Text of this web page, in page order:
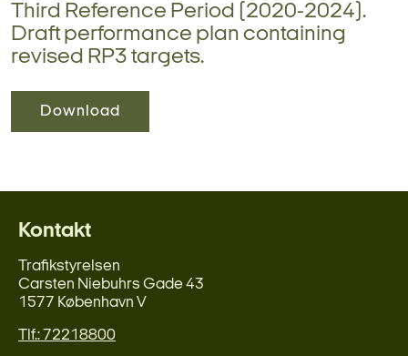
Third Reference Period (2020-2024).
Draft performance plan containing
revised RP3 targets.
Download
Kontakt
Trafikstyrelsen
Carsten Niebuhrs Gade 43
1577 København V
Tlf.: 72218800